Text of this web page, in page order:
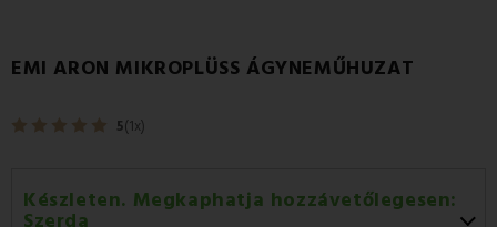
EMI ARON MIKROPLÜSS ÁGYNEMŰHUZAT
5(1x)
Készleten. Megkaphatja hozzávetőlegesen:
Szerda